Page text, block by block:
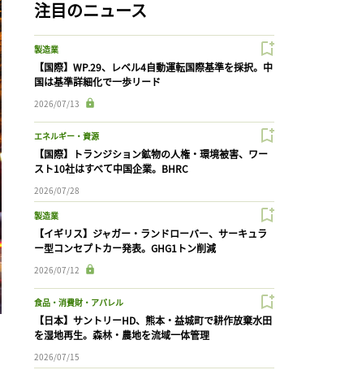
注目のニュース
製造業
【国際】WP.29、レベル4自動運転国際基準を採択。中
国は基準詳細化で一歩リード
2026/07/13
エネルギー・資源
【国際】トランジション鉱物の人権・環境被害、ワー
スト10社はすべて中国企業。BHRC
2026/07/28
製造業
【イギリス】ジャガー・ランドローバー、サーキュラ
ー型コンセプトカー発表。GHG1トン削減
2026/07/12
食品・消費財・アパレル
【日本】サントリーHD、熊本・益城町で耕作放棄水田
を湿地再生。森林・農地を流域一体管理
2026/07/15